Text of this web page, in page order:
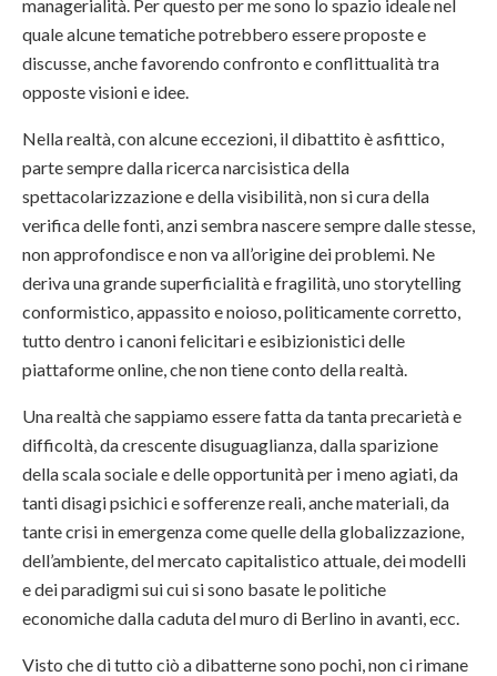
managerialità. Per questo per me sono lo spazio ideale nel
quale alcune tematiche potrebbero essere proposte e
discusse, anche favorendo confronto e conflittualità tra
opposte visioni e idee.
Nella realtà, con alcune eccezioni, il dibattito è asfittico,
parte sempre dalla ricerca narcisistica della
spettacolarizzazione e della visibilità, non si cura della
verifica delle fonti, anzi sembra nascere sempre dalle stesse,
non approfondisce e non va all’origine dei problemi. Ne
deriva una grande superficialità e fragilità, uno storytelling
conformistico, appassito e noioso, politicamente corretto,
tutto dentro i canoni felicitari e esibizionistici delle
piattaforme online, che non tiene conto della realtà.
Una realtà che sappiamo essere fatta da tanta precarietà e
difficoltà, da crescente disuguaglianza, dalla sparizione
della scala sociale e delle opportunità per i meno agiati, da
tanti disagi psichici e sofferenze reali, anche materiali, da
tante crisi in emergenza come quelle della globalizzazione,
dell’ambiente, del mercato capitalistico attuale, dei modelli
e dei paradigmi sui cui si sono basate le politiche
economiche dalla caduta del muro di Berlino in avanti, ecc.
Visto che di tutto ciò a dibatterne sono pochi, non ci rimane